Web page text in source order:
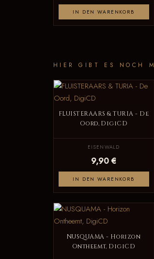
IN DEN WARENKORB
HIER GIBT ES NOCH
FLUISTERAARS & TURIA - De
Oord, DigiCD
EISENWALD
9,90 €
IN DEN WARENKORB
NUSQUAMA - Horizon
Ontheemt, DigiCD